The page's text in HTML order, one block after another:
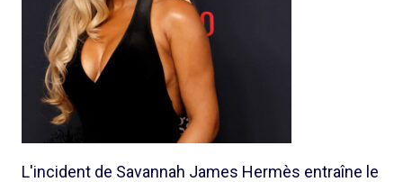
L'incident de Savannah James Hermès entraîne le